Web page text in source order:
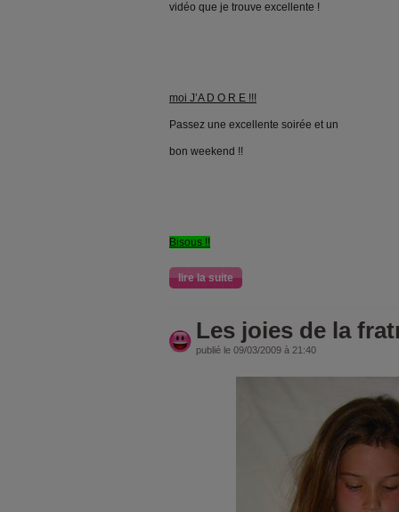
vidéo que je trouve excellente !
moi J’A D O R E !!!
Passez une excellente soirée et un
bon weekend !!
Bisous !!
lire la suite
Les joies de la
publié le 09/03/2009 à 21:40